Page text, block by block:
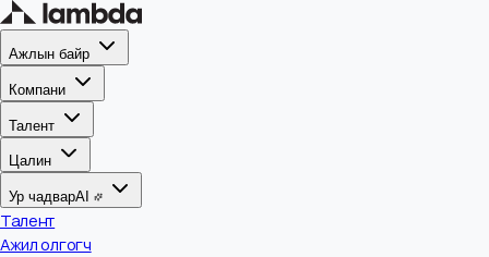
Ажлын байр
Компани
Талент
Цалин
Ур чадварAI
Талент
Ажил олгогч